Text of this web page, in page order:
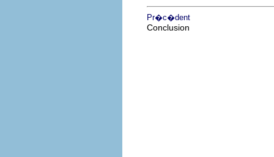
Pr�c�dent
Conclusion